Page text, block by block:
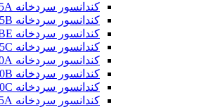
کندانسور سردخانه ACS-145A
کندانسور سردخانه ACS-145B
کندانسور سردخانه ACS-145BE
کندانسور سردخانه ACS-145C
کندانسور سردخانه ACS-150A
کندانسور سردخانه ACS-150B
کندانسور سردخانه ACS-150C
کندانسور سردخانه ACS-245A